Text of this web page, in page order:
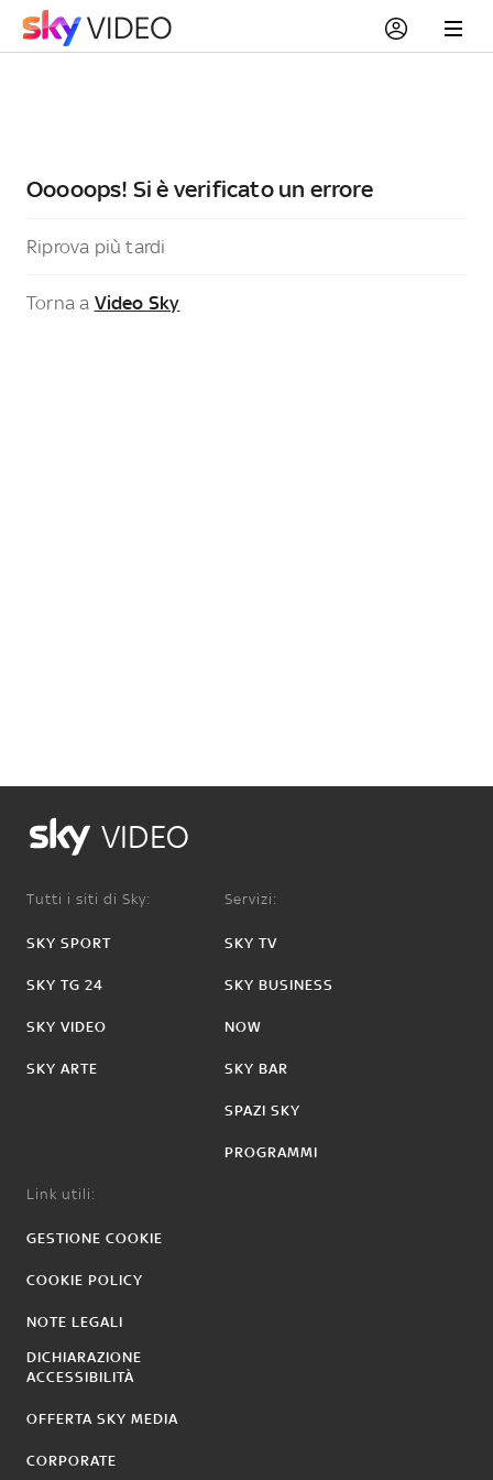
Ooooops! Si è verificato un errore
Riprova più tardi
Torna a Video Sky
VIDEO
Tutti i siti di Sky:
SKY SPORT
SKY TG 24
SKY VIDEO
SKY ARTE
Servizi:
SKY TV
SKY BUSINESS
NOW
SKY BAR
SPAZI SKY
PROGRAMMI
Link utili:
GESTIONE COOKIE
COOKIE POLICY
NOTE LEGALI
DICHIARAZIONE
ACCESSIBILITÀ
OFFERTA SKY MEDIA
CORPORATE